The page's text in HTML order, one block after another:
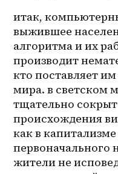
итак,
выжившее
алгоритма и их
производит
кто поставляет
мира. в светском
тщательно
происхождения
как в
первоначального
жители не